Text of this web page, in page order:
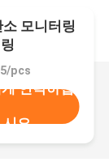
모니터링
pcs
연락하십
시오